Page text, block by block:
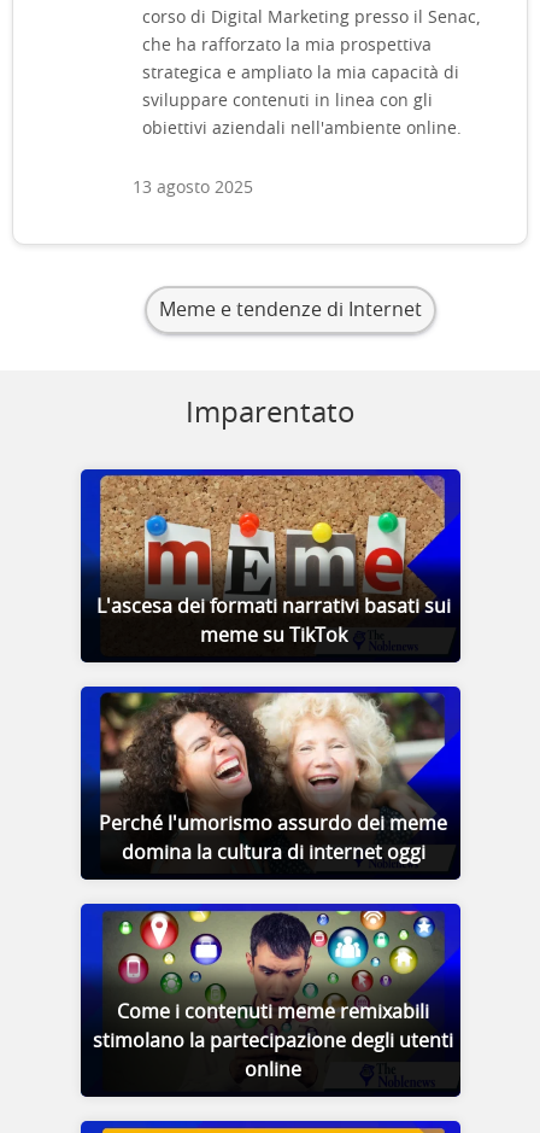
corso di Digital Marketing presso il Senac,
che ha rafforzato la mia prospettiva
strategica e ampliato la mia capacità di
sviluppare contenuti in linea con gli
obiettivi aziendali nell'ambiente online.
13 agosto 2025
Meme e tendenze di Internet
Imparentato
L'ascesa dei formati narrativi basati sui
meme su TikTok
Perché l'umorismo assurdo dei meme
domina la cultura di internet oggi
Come i contenuti meme remixabili
stimolano la partecipazione degli utenti
online